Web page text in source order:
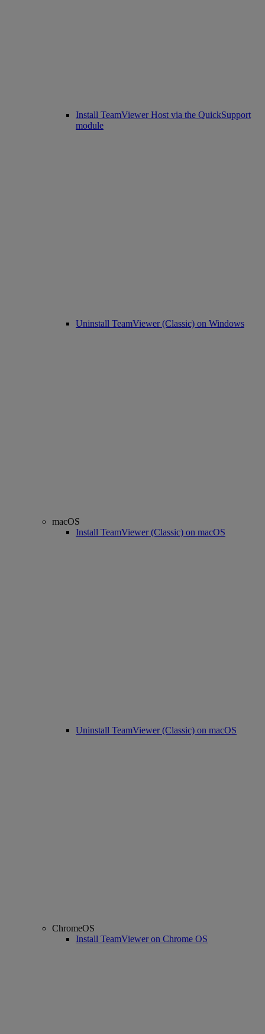
Install TeamViewer Host via the QuickSupport
module
Uninstall TeamViewer (Classic) on Windows
macOS
Install TeamViewer (Classic) on macOS
Uninstall TeamViewer (Classic) on macOS
ChromeOS
Install TeamViewer on Chrome OS